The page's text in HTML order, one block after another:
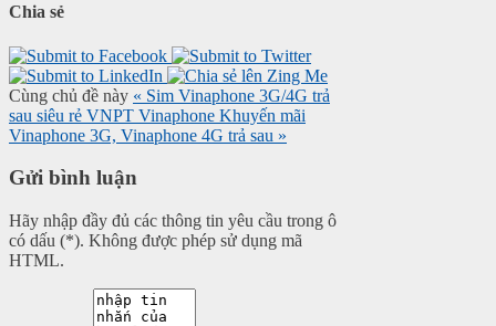
Chia sẻ
Cùng chủ đề này « Sim Vinaphone 3G/4G trả
sau siêu rẻ VNPT Vinaphone Khuyến mãi
Vinaphone 3G, Vinaphone 4G trả sau »
Gửi bình luận
Hãy nhập đầy đủ các thông tin yêu cầu trong ô
có dấu (*). Không được phép sử dụng mã
HTML.